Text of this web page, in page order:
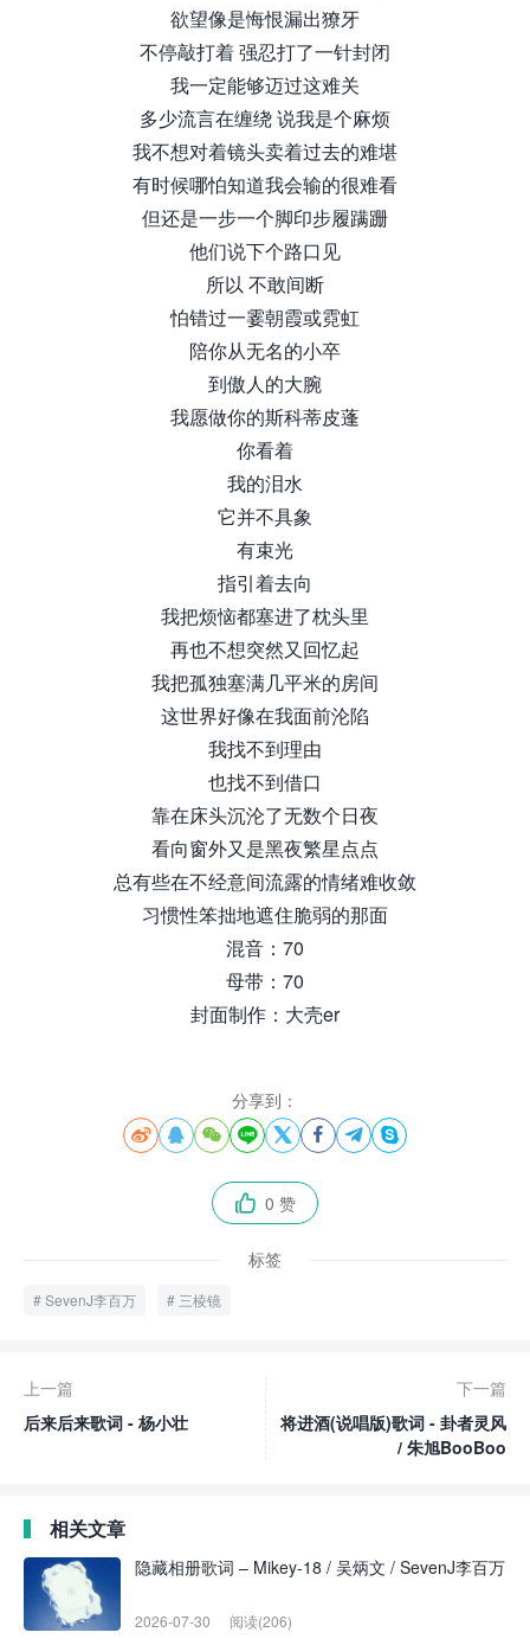
欲望像是悔恨漏出獠牙
不停敲打着 强忍打了一针封闭
我一定能够迈过这难关
多少流言在缠绕 说我是个麻烦
我不想对着镜头卖着过去的难堪
有时候哪怕知道我会输的很难看
但还是一步一个脚印步履蹒跚
他们说下个路口见
所以 不敢间断
怕错过一霎朝霞或霓虹
陪你从无名的小卒
到傲人的大腕
我愿做你的斯科蒂皮蓬
你看着
我的泪水
它并不具象
有束光
指引着去向
我把烦恼都塞进了枕头里
再也不想突然又回忆起
我把孤独塞满几平米的房间
这世界好像在我面前沦陷
我找不到理由
也找不到借口
靠在床头沉沦了无数个日夜
看向窗外又是黑夜繁星点点
总有些在不经意间流露的情绪难收敛
习惯性笨拙地遮住脆弱的那面
混音：70
母带：70
封面制作：大壳er
分享到：
       
 0 赞
标签
SevenJ李百万 三棱镜
上一篇
后来后来歌词 - 杨小壮
下一篇
将进酒(说唱版)歌词 - 卦者灵风
/ 朱旭BooBoo
相关文章
隐藏相册歌词 – Mikey-18 / 吴炳文 / SevenJ李百万
2026-07-30 阅读(206)